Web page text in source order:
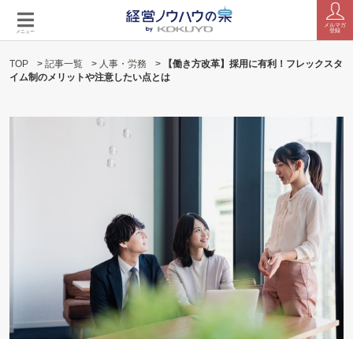
メニュー
メルマガ
登録
TOP > 記事一覧 > 人事・労務 >
【働き方改革】採用に有利！フレックスタ
イム制のメリットや注意したい点とは